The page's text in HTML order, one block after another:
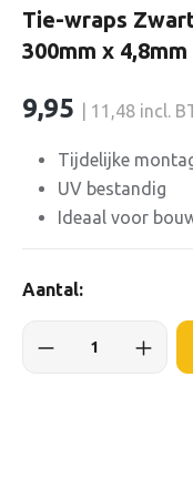
Tie-wraps
300mm x
9,95 | 11,48 incl.
Tijdelijke
UV bestandig
Ideaal voor
Aantal: